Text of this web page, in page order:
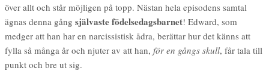
över allt och står möjligen på topp. Nästan hela episodens samtal
ägnas denna gång självaste födelsedagsbarnet! Edward, som
medger att han har en narcissistisk ådra, berättar hur det känns att
fylla så många år och njuter av att han, för en gångs skull, får tala till
punkt och bre ut sig.